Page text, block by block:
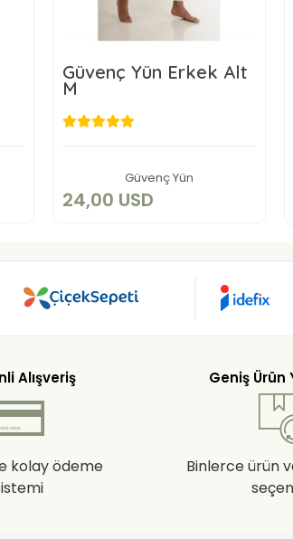
Güvenç Yün Erkek Alt
M
Güvenç Yün
24,00 USD
Sepete Ekle
Alışveriş
kolay ödeme
Geniş Ürün
Binlerce ürün